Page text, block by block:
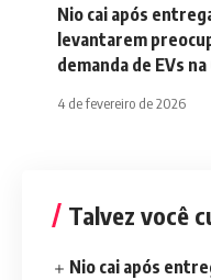
Nio cai após
levantarem
demanda de EVs na
4 de fevereiro de 2026
Talvez você
Nio cai após